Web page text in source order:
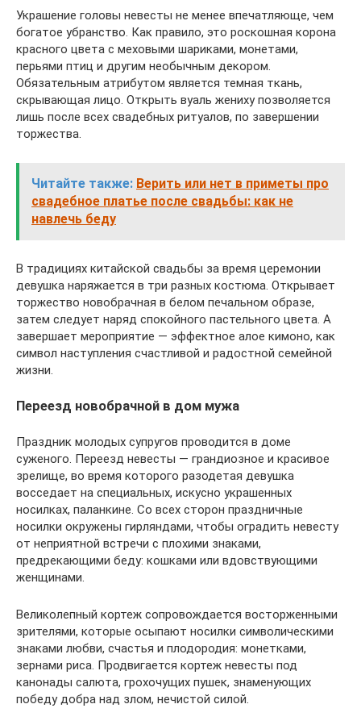
Украшение головы невесты не менее впечатляюще, чем
богатое убранство. Как правило, это роскошная корона
красного цвета с меховыми шариками, монетами,
перьями птиц и другим необычным декором.
Обязательным атрибутом является темная ткань,
скрывающая лицо. Открыть вуаль жениху позволяется
лишь после всех свадебных ритуалов, по завершении
торжества.
Читайте также: Верить или нет в приметы про
свадебное платье после свадьбы: как не
навлечь беду
В традициях китайской свадьбы за время церемонии
девушка наряжается в три разных костюма. Открывает
торжество новобрачная в белом печальном образе,
затем следует наряд спокойного пастельного цвета. А
завершает мероприятие — эффектное алое кимоно, как
символ наступления счастливой и радостной семейной
жизни.
Переезд новобрачной в дом мужа
Праздник молодых супругов проводится в доме
суженого. Переезд невесты — грандиозное и красивое
зрелище, во время которого разодетая девушка
восседает на специальных, искусно украшенных
носилках, паланкине. Со всех сторон праздничные
носилки окружены гирляндами, чтобы оградить невесту
от неприятной встречи с плохими знаками,
предрекающими беду: кошками или вдовствующими
женщинами.
Великолепный кортеж сопровождается восторженными
зрителями, которые осыпают носилки символическими
знаками любви, счастья и плодородия: монетками,
зернами риса. Продвигается кортеж невесты под
канонады салюта, грохочущих пушек, знаменующих
победу добра над злом, нечистой силой.